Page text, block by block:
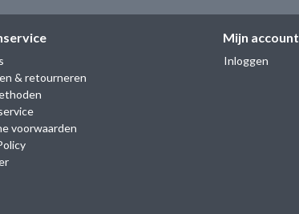
& retourneren
voorwaarden
Mijn account
Inloggen